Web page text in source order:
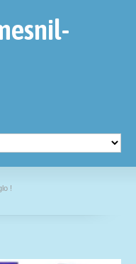
!